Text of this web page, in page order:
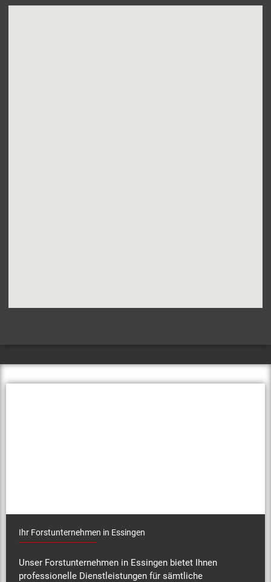
Ihr Forstunternehmen in Essingen
Unser Forstunternehmen in Essingen bietet Ihnen
professionelle Dienstleistungen für sämtliche